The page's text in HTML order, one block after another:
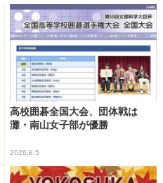
高校囲碁全国大会、団体戦は
灘・南山女子部が優勝
2026.8.5